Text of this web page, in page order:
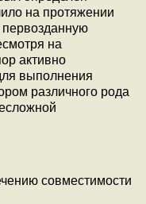
на протяжении
первозданную
на
активно
выполнения
различного рода
совместимости